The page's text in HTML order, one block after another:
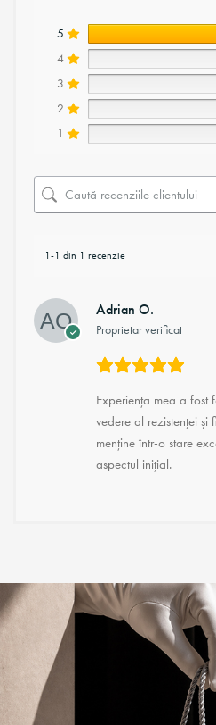
5
4
3
2
1
1-1 din 1 recenzie
Adrian O.
Proprietar verificat
Experiența mea a
vedere al rezistenței și
menține într-o stare
aspectul inițial.